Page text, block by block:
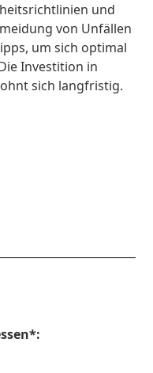
und
von Unfällen
um sich optimal
Investition in
sich langfristig.